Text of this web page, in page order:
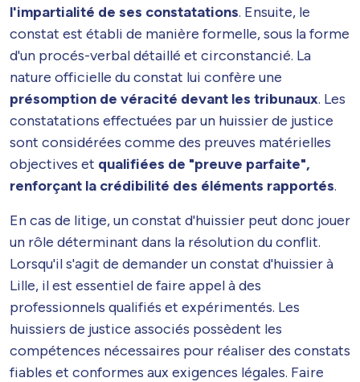
l'impartialité de ses constatations. Ensuite, le
constat est établi de manière formelle, sous la forme
d'un procés-verbal détaillé et circonstancié. La
nature officielle du constat lui confère une
présomption de véracité devant les tribunaux. Les
constatations effectuées par un huissier de justice
sont considérées comme des preuves matérielles
objectives et qualifiées de "preuve parfaite",
renforçant la crédibilité des éléments rapportés.
En cas de litige, un constat d'huissier peut donc jouer
un rôle déterminant dans la résolution du conflit.
Lorsqu'il s'agit de demander un constat d'huissier à
Lille, il est essentiel de faire appel à des
professionnels qualifiés et expérimentés. Les
huissiers de justice associés possèdent les
compétences nécessaires pour réaliser des constats
fiables et conformes aux exigences légales. Faire